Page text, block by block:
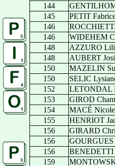
144
145
PETIT
146
146
WIDEHEM
148
AZZURO
148
AUBERT
150
MAZELIN
150
SELIC
152
LETONDAL
153
GIROD
154
MACÉ Nicole
155
HENRIOT
156
GIRARD
156
GOURGUES
156
BENEDETTI
159